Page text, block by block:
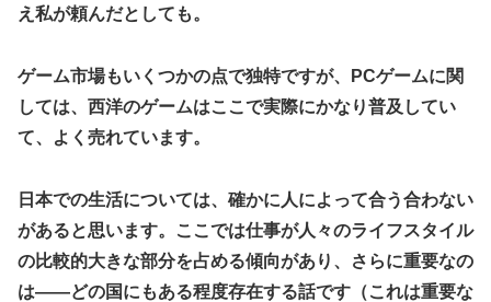
【速報】日本一ソフトウェア「定価9000円のゲームです。
【訃報】人気Vtuberの犬、19歳で死去
とんでもない「積みプラ」がテレビで放送されてしまう
【正論】X民「真の弱者男性は恋愛ゲームとかアニメ見てな
【シンデレラガールズ】 百鬼夜行をテーマとしたPOP UP
SHOPが東京・大阪にて開催
【デレマス×仮面ライダー】 仮面ライダーバロンＰ第１話
「始まりの巫女」
結局おまえらが求める『RPGの理想の主人公』って一体どう
いうのなん？
え私が頼んだとしても。
ゲーム市場もいくつかの点で独特ですが、PCゲームに関
しては、西洋のゲームはここで実際にかなり普及してい
て、よく売れています。
日本での生活については、確かに人によって合う合わない
があると思います。ここでは仕事が人々のライフスタイル
の比較的大きな部分を占める傾向があり、さらに重要なの
は——どの国にもある程度存在する話です（これは重要な